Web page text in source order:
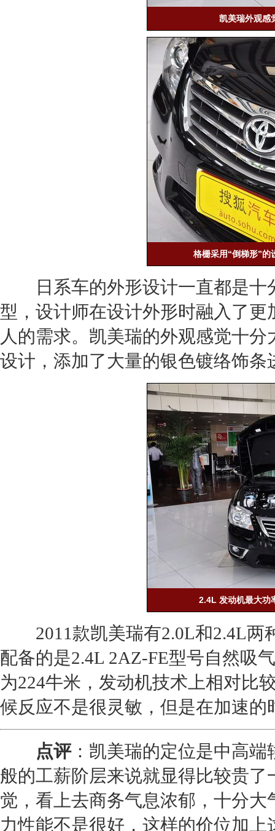
凯美瑞外观感
格栅采用“倒梯形”的
日系车的外形设计一直都是十
型，设计师在设计外形时融入了
人的需求。凯美瑞的外观感觉十
设计，添加了大量的银色镀络饰
2.4L 发动机最大功
2011款凯美瑞有2.0L和2.4L两
配备的是2.4L 2AZ-FE型号自然吸
为224牛米，发动机技术上相对比
候反应不是很灵敏，但是在加速的
点评：凯美瑞的定位是中高端
般的工薪阶层来说就显得比较贵
觉，看上去商务气息浓郁，十分
力性能不是很好，这样的价位加